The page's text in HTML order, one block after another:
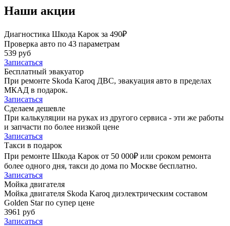
Наши акции
Диагностика Шкода Карок за 490₽
Проверка авто по 43 параметрам
539 руб
Записаться
Бесплатный эвакуатор
При ремонте Skoda Karoq ДВС, эвакуация авто в пределах
МКАД в подарок.
Записаться
Сделаем дешевле
При калькуляции на руках из другого сервиса - эти же работы
и запчасти по более низкой цене
Записаться
Такси в подарок
При ремонте Шкода Карок от 50 000₽ или сроком ремонта
более одного дня, такси до дома по Москве бесплатно.
Записаться
Мойка двигателя
Мойка двигателя Skoda Karoq диэлектрическим составом
Golden Star по супер цене
3961 руб
Записаться